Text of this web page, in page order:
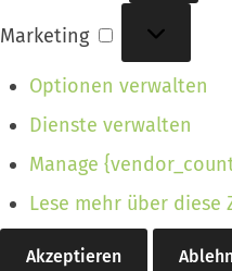
Marketing
Marketing
Optionen verwalten
Dienste verwalten
Manage
Lese mehr über diese
Akzeptieren